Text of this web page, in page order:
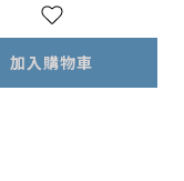
加入購物車